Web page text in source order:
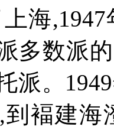
海,1947
多数派的
派。 1949
,到褔建海